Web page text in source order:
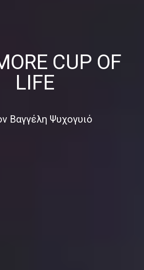
CUP OF
LIFE
Βαγγέλη Ψυχογυιό